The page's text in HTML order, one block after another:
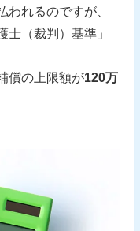
われるのですが、
士（裁判）基準」
償の上限額が120万